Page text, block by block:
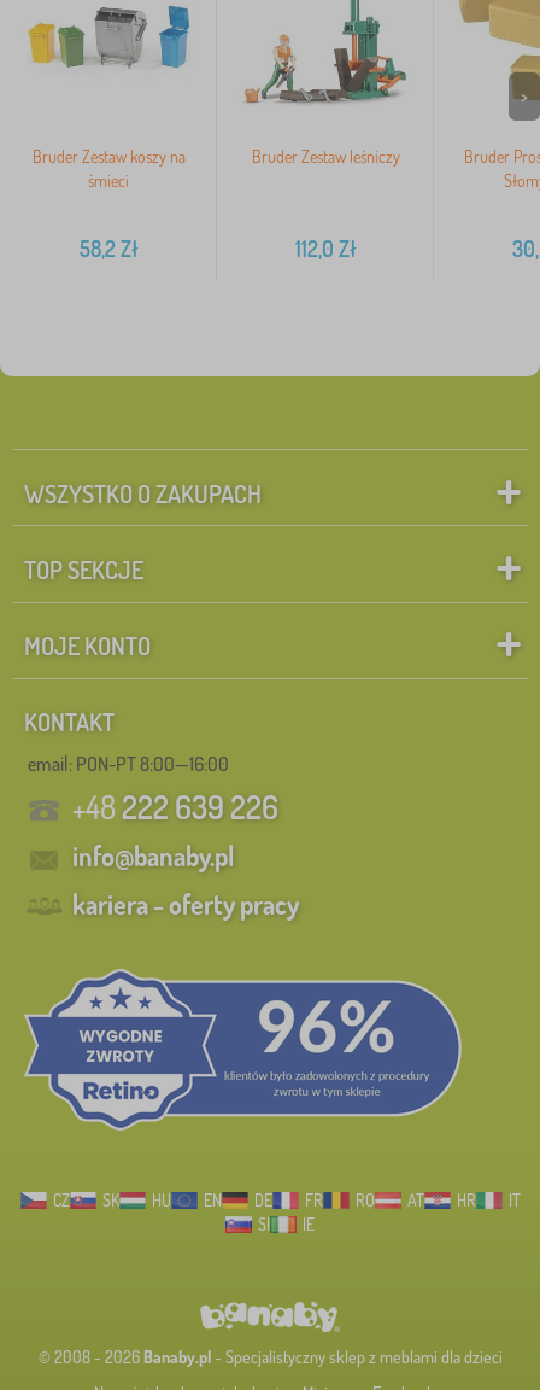
Bruder Zestaw koszy na
śmieci
58,2Zł
Bruder Zestaw leśniczy
112,0 Zł
Bruder
>
WSZYSTKO O ZAKUPACH
TOP SEKCJE
MOJE KONTO
KONTAKT
email: PON-PT 8:00—16:00
+48222 639 226
info@banaby.pl
kariera - oferty pracy
CZ SK HU EN DE FR RO AT HR
IT
SI
IE
© 2008 - 2026 Banaby.pl- Specjalistyczny sklep z meblami dla dzieci